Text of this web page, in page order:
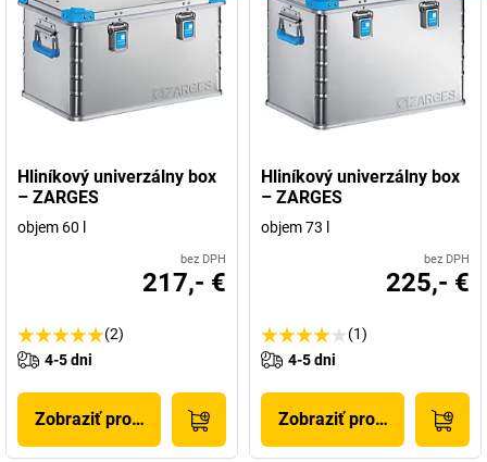
Hliníkový univerzálny box
– ZARGES
objem 60 l
bez DPH
217,- €
(2)
4-5 dni
Zobraziť produkt
Hliníkový univerzálny box
– ZARGES
objem 73 l
bez DPH
225,- €
(1)
4-5 dni
Zobraziť produkt